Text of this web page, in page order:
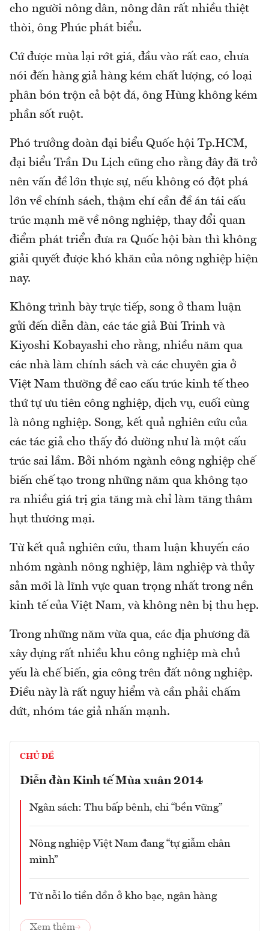
cho người nông dân, nông dân rất nhiều thiệt
thòi, ông Phúc phát biểu.
Cứ được mùa lại rớt giá, đầu vào rất cao, chưa
nói đến hàng giả hàng kém chất lượng, có loại
phân bón trộn cả bột đá, ông Hùng không kém
phần sốt ruột.
Phó trưởng đoàn đại biểu Quốc hội Tp.HCM,
đại biểu Trần Du Lịch cũng cho rằng đây đã trở
nên vấn đề lớn thực sự, nếu không có đột phá
lớn về chính sách, thậm chí cần đề án tái cấu
trúc mạnh mẽ về nông nghiệp, thay đổi quan
điểm phát triển đưa ra Quốc hội bàn thì không
giải quyết được khó khăn của nông nghiệp hiện
nay.
Không trình bày trực tiếp, song ở tham luận
gửi đến diễn đàn, các tác giả Bùi Trinh và
Kiyoshi Kobayashi cho rằng, nhiều năm qua
các nhà làm chính sách và các chuyên gia ở
Việt Nam thường đề cao cấu trúc kinh tế theo
thứ tự ưu tiên công nghiệp, dịch vụ, cuối cùng
là nông nghiệp. Song, kết quả nghiên cứu của
các tác giả cho thấy đó dường như là một cấu
trúc sai lầm. Bởi nhóm ngành công nghiệp chế
biến chế tạo trong những năm qua không tạo
ra nhiều giá trị gia tăng mà chỉ làm tăng thâm
hụt thương mại.
Từ kết quả nghiên cứu, tham luận khuyến cáo
nhóm ngành nông nghiệp, lâm nghiệp và thủy
sản mới là lĩnh vực quan trọng nhất trong nền
kinh tế của Việt Nam, và không nên bị thu hẹp.
Trong những năm vừa qua, các địa phương đã
xây dựng rất nhiều khu công nghiệp mà chủ
yếu là chế biến, gia công trên đất nông nghiệp.
Điều này là rất nguy hiểm và cần phải chấm
dứt, nhóm tác giả nhấn mạnh.
CHỦ ĐỀ
Diễn đàn Kinh tế Mùa xuân 2014
Ngân sách: Thu bấp bênh, chi “bền vững”
Nông nghiệp Việt Nam đang “tự giẫm chân
mình”
Từ nỗi lo tiền dồn ở kho bạc, ngân hàng
Xem thêm